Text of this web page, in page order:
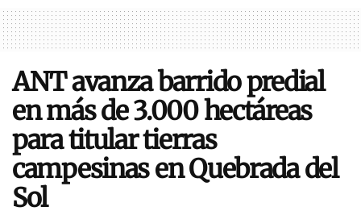
ANT avanza barrido predial
en más de 3.000 hectáreas
para titular tierras
campesinas en Quebrada del
Sol